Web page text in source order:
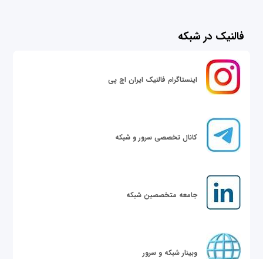
فالنیک در شبکه
اینستاگرام فالنیک ایران اچ پی
کانال تخصصی سرور و شبکه
جامعه متخصصین شبکه
وبینار شبکه و سرور